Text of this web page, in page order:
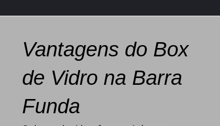
Vantagens do Box
de Vidro na Barra
Funda